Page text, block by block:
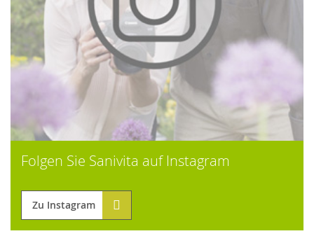
Folgen Sie Sanivita auf Instagram
Zu Instagram